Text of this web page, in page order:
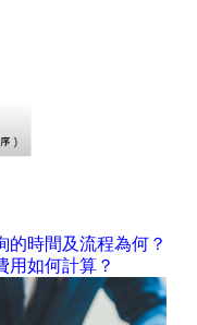
時間及流程為何？
如何計算？